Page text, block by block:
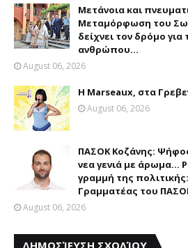
Μετάνοια και
Μεταμόρφωση του
δείχνει τον δρόμο
ανθρώπου...
August 06, 2026
Η Marseaux, στα
August 06, 2026
ΠΑΣΟΚ Κοζάνης:
νεα γενιά με άρωμα...
γραμμή της
Γραμματέας του
August 06, 2026
ΔΗΜΟΣΊΕΥΣΗ ΣΧΟΛΊΟΥ